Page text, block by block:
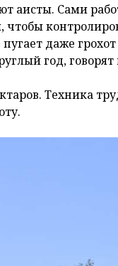
аисты. Сами
даже
год,
Техника